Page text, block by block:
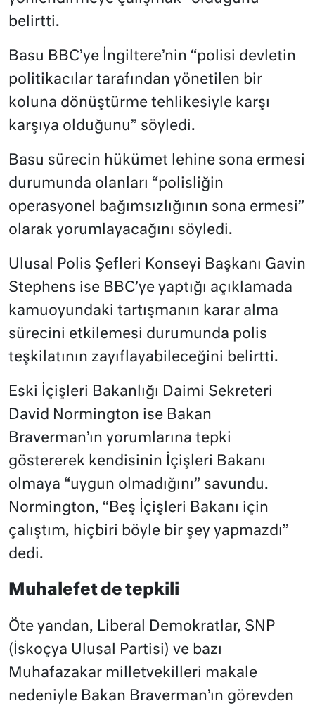
belirtti.
Basu BBC’ye İngiltere’nin “polisi devletin
politikacılar tarafından yönetilen bir
koluna dönüştürme tehlikesiyle karşı
karşıya olduğunu” söyledi.
Basu sürecin hükümet lehine sona ermesi
durumunda olanları “polisliğin
operasyonel bağımsızlığının sona ermesi”
olarak yorumlayacağını söyledi.
Ulusal Polis Şefleri Konseyi Başkanı Gavin
Stephens ise BBC’ye yaptığı açıklamada
kamuoyundaki tartışmanın karar alma
sürecini etkilemesi durumunda polis
teşkilatının zayıflayabileceğini belirtti.
Eski İçişleri Bakanlığı Daimi Sekreteri
David Normington ise Bakan
Braverman’ın yorumlarına tepki
göstererek kendisinin İçişleri Bakanı
olmaya “uygun olmadığını” savundu.
Normington, “Beş İçişleri Bakanı için
çalıştım, hiçbiri böyle bir şey yapmazdı”
dedi.
Muhalefet de tepkili
Öte yandan, Liberal Demokratlar, SNP
(İskoçya Ulusal Partisi) ve bazı
Muhafazakar milletvekilleri makale
nedeniyle Bakan Braverman’ın görevden